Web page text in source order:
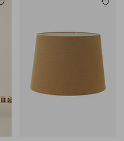
Lisää suosikkeihin Lisää